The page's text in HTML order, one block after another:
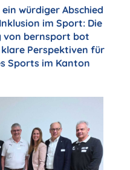
würdiger Abschied
im Sport: Die
von bernsport bot
klare Perspektiven für
Sports im Kanton